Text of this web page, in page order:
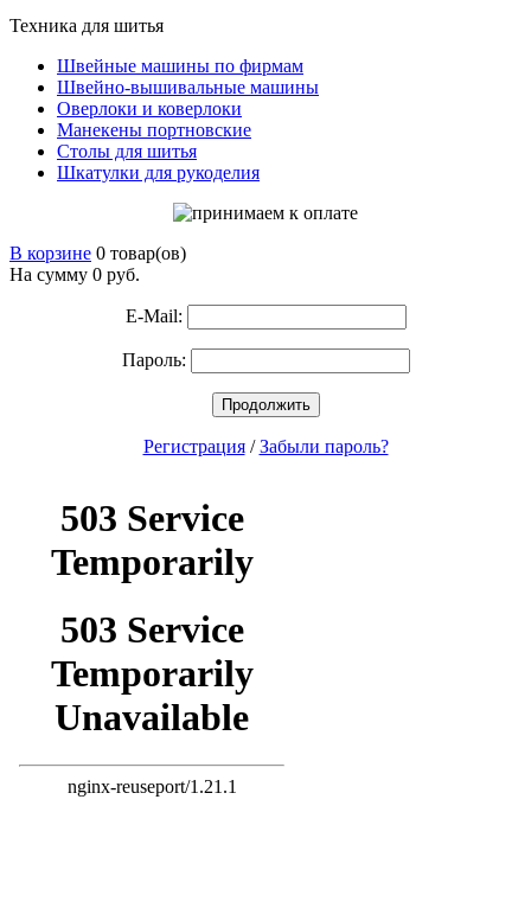
Техника для шитья
Швейные машины по фирмам
Швейно-вышивальные машины
Оверлоки и коверлоки
Манекены портновские
Столы для шитья
Шкатулки для рукоделия
В корзине 0 товар(ов)
На сумму 0 руб.
E-Mail:
Пароль:
Продолжить
Регистрация/Забыли пароль?